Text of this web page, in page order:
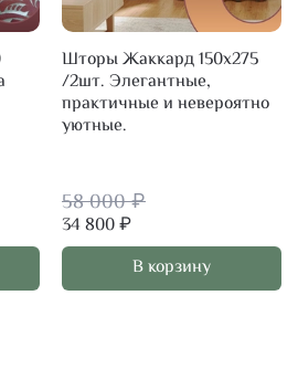
Шторы Жаккард 150х275
/2шт. Элегантные,
практичные и невероятно
уютные.
58 000 ₽
34 800 ₽
В корзину